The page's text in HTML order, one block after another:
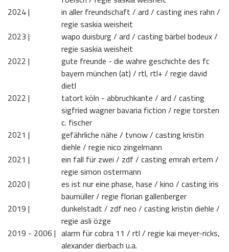
2024 |
in aller freundschaft / ard / casting ines rahn /
regie saskia weisheit
2023 |
wapo duisburg / ard / casting bärbel bodeux /
regie saskia weisheit
2022 |
gute freunde - die wahre geschichte des fc
bayern münchen (at) / rtl, rtl+ / regie david
dietl
2022 |
tatort köln - abbruchkante / ard / casting
sigfried wagner bavaria fiction / regie torsten
c. fischer
2021 |
gefährliche nähe / tvnow / casting kristin
diehle / regie nico zingelmann
2021 |
ein fall für zwei / zdf / casting emrah ertem /
regie simon ostermann
2020 |
es ist nur eine phase, hase / kino / casting iris
baumüller / regie florian gallenberger
2019 |
dunkelstadt / zdf neo / casting kristin diehle /
regie asli özge
2019 - 2006 | alarm für cobra 11 / rtl / regie kai meyer-ricks,
alexander dierbach u.a.